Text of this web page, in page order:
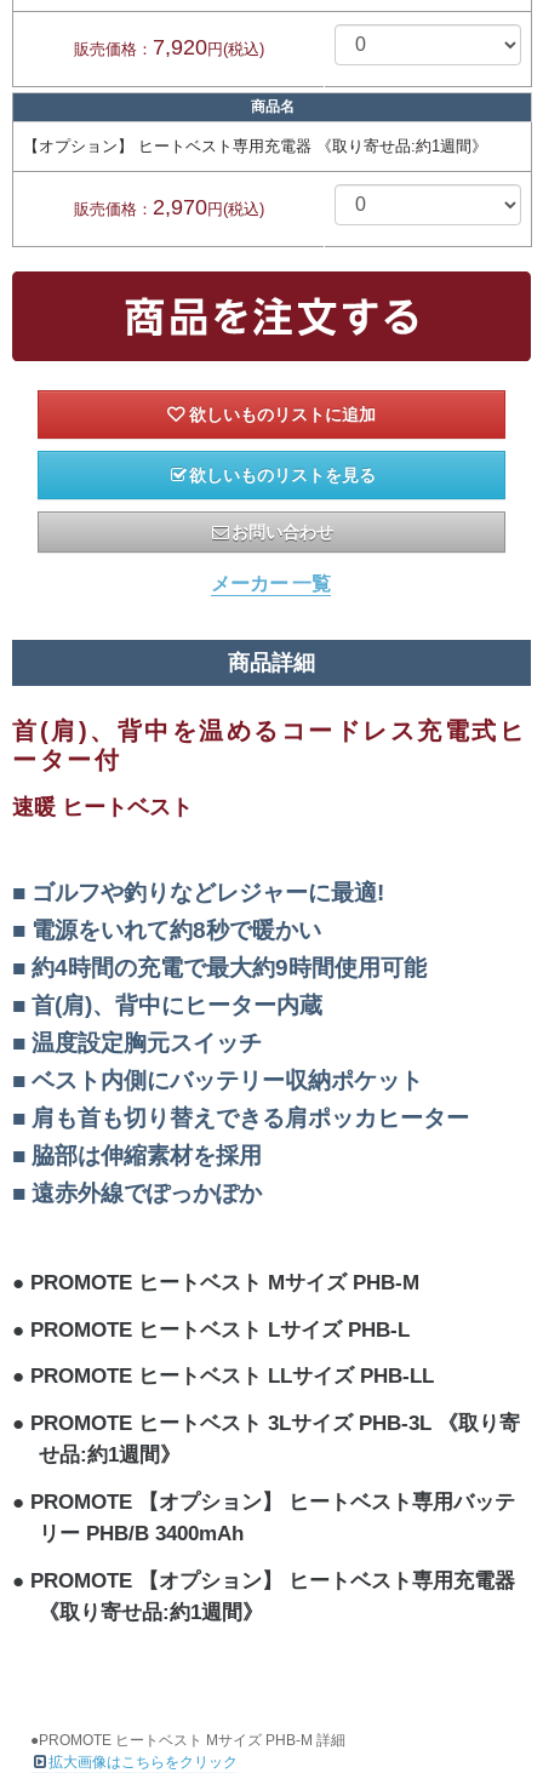
販売価格： 7,920円(税込)
商品名
【オプション】 ヒートベスト専用充電器 《取り寄せ品:約1週間》
販売価格： 2,970円(税込)
欲しいものリストを見る
お問い合わせ
メーカー 一覧
商品詳細
首(肩)、背中を温めるコードレス充電式ヒ
ーター付
速暖 ヒートベスト
ゴルフや釣りなどレジャーに最適!
電源をいれて約8秒で暖かい
約4時間の充電で最大約9時間使用可能
首(肩)、背中にヒーター内蔵
温度設定胸元スイッチ
ベスト内側にバッテリー収納ポケット
肩も首も切り替えできる肩ポッカヒーター
脇部は伸縮素材を採用
遠赤外線でぽっかぽか
PROMOTE ヒートベスト Mサイズ PHB-M
PROMOTE ヒートベスト Lサイズ PHB-L
PROMOTE ヒートベスト LLサイズ PHB-LL
PROMOTE ヒートベスト 3Lサイズ PHB-3L 《取り寄
せ品:約1週間》
PROMOTE 【オプション】 ヒートベスト専用バッテ
リー PHB/B 3400mAh
PROMOTE 【オプション】 ヒートベスト専用充電器
《取り寄せ品:約1週間》
●PROMOTE ヒートベスト Mサイズ PHB-M 詳細
拡大画像はこちらをクリック